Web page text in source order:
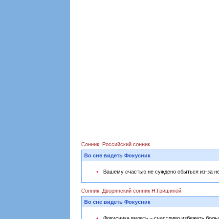
Сонник: Российский сонник
Во сне видеть Фокусник
Вашему счастью не суждено сбыться из-за
Сонник: Дворянский сонник Н.Гришиной
Во сне видеть Фокусник